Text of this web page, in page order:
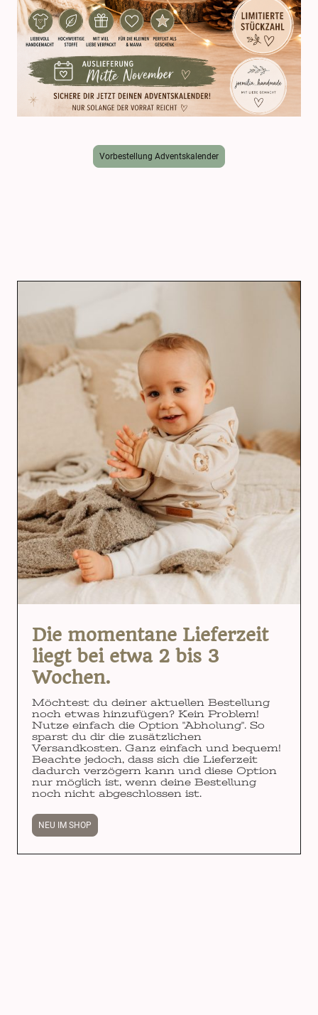
Vorbestellung Adventskalender
Die momentane Lieferzeit
liegt bei etwa 2 bis 3
Wochen.
Möchtest du deiner aktuellen Bestellung
noch etwas hinzufügen? Kein Problem!
Nutze einfach die Option "Abholung". So
sparst du dir die zusätzlichen
Versandkosten. Ganz einfach und bequem!
Beachte jedoch, dass sich die Lieferzeit
dadurch verzögern kann und diese Option
nur möglich ist, wenn deine Bestellung
noch nicht abgeschlossen ist.
NEU IM SHOP